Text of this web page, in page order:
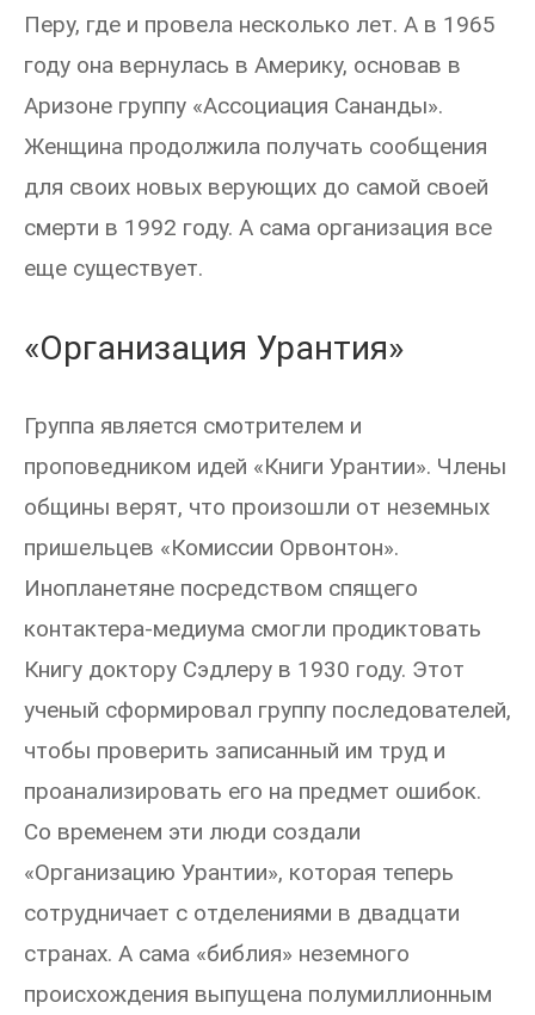
Перу, где и провела несколько лет. А в 1965
году она вернулась в Америку, основав в
Аризоне группу «Ассоциация Сананды».
Женщина продолжила получать сообщения
для своих новых верующих до самой своей
смерти в 1992 году. А сама организация все
еще существует.
«Организация Урантия»
Группа является смотрителем и
проповедником идей «Книги Урантии». Члены
общины верят, что произошли от неземных
пришельцев «Комиссии Орвонтон».
Инопланетяне посредством спящего
контактера-медиума смогли продиктовать
Книгу доктору Сэдлеру в 1930 году. Этот
ученый сформировал группу последователей,
чтобы проверить записанный им труд и
проанализировать его на предмет ошибок.
Со временем эти люди создали
«Организацию Урантии», которая теперь
сотрудничает с отделениями в двадцати
странах. А сама «библия» неземного
происхождения выпущена полумиллионным